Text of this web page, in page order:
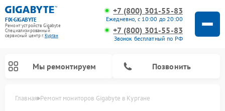
FIX-GIGABYTE
Ремонт устройств Gigabyte
Специализированный
cервисный центр г.Курган
+7 (800) 301-55-83
Ежедневно, с 10:00 до 20:00
+7 (800) 301-55-83
Звонок бесплатный по РФ
Мы ремонтируем Позвонить
Главная Ремонт мониторов Gigabyte в Кургане